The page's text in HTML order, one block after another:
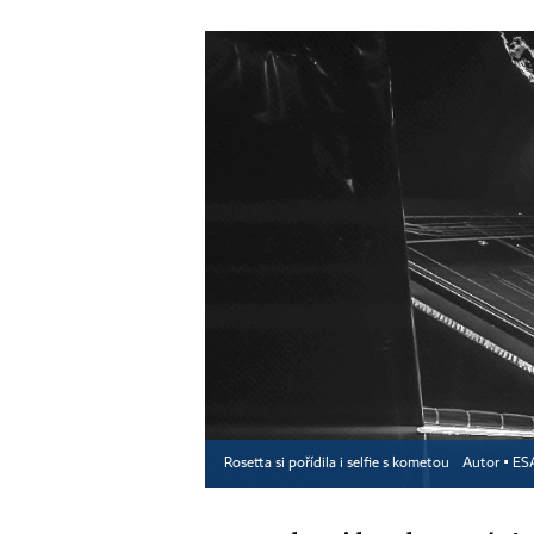
Rosetta si pořídila i selfie s kometou Autor ▪